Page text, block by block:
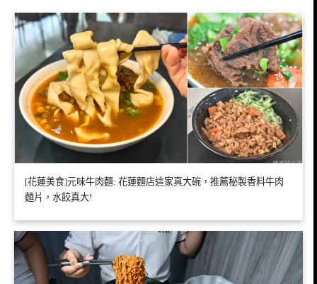
[花蓮美食]元味牛肉麵: 花蓮麵店這家真大碗，推薦秘製香料牛肉
麵片，水餃真大!